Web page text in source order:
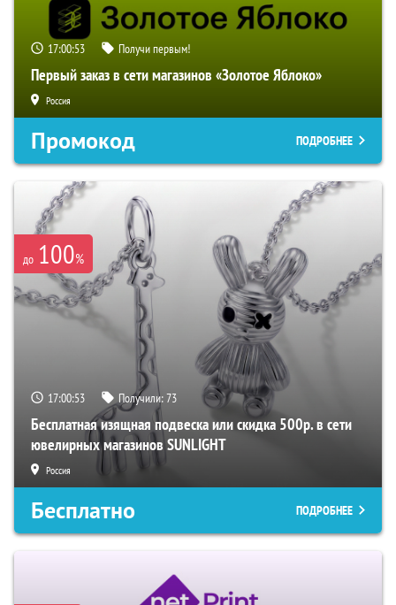
17:00:52 Получи первым!
Первый заказ в сети магазинов «Золотое Яблоко»
Россия
Промокод ПОДРОБНЕЕ
до 100%
17:00:52 Получили:73
Бесплатная изящная подвеска или скидка 500р. в сети
ювелирных магазинов SUNLIGHT
Россия
Бесплатно ПОДРОБНЕЕ